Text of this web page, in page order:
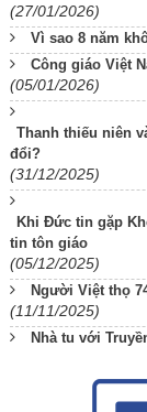
(27/01/2026)
Vì sao 8 năm
Công giáo Việt
(05/01/2026)
Thanh thiếu niên
đổi?
(31/12/2025)
Khi Đức tin gặp
tin tôn giáo
(05/12/2025)
Người Việt thọ
(11/11/2025)
Nhà tu với